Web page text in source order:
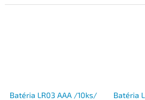
Batéria LR03 AAA /10ks/
Batéria